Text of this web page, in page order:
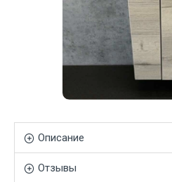
Описание
Отзывы